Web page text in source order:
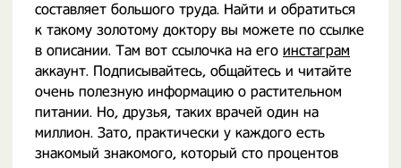
составляет большого труда. Найти и обратиться
к такому золотому доктору вы можете по ссылке
в описании. Там вот ссылочка на его инстаграм
аккаунт. Подписывайтесь, общайтесь и читайте
очень полезную информацию о растительном
питании. Но, друзья, таких врачей один на
миллион. Зато, практически у каждого есть
знакомый знакомого, который сто процентов